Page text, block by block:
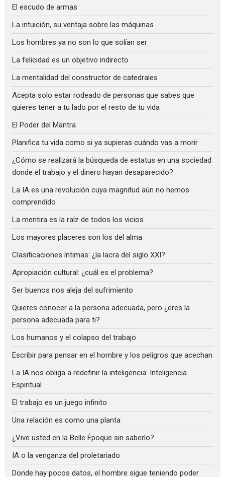
El escudo de armas
La intuición, su ventaja sobre las máquinas
Los hombres ya no son lo que solían ser
La felicidad es un objetivo indirecto
La mentalidad del constructor de catedrales
Acepta solo estar rodeado de personas que sabes que
quieres tener a tu lado por el resto de tu vida
El Poder del Mantra
Planifica tu vida como si ya supieras cuándo vas a morir
¿Cómo se realizará la búsqueda de estatus en una sociedad
donde el trabajo y el dinero hayan desaparecido?
La IA es una revolución cuya magnitud aún no hemos
comprendido
La mentira es la raíz de todos los vicios
Los mayores placeres son los del alma
Clasificaciones íntimas: ¿la lacra del siglo XXI?
Apropiación cultural: ¿cuál es el problema?
Ser buenos nos aleja del sufrimiento
Quieres conocer a la persona adecuada, pero ¿eres la
persona adecuada para ti?
Los humanos y el colapso del trabajo
Escribir para pensar en el hombre y los peligros que acechan
La IA nos obliga a redefinir la inteligencia: Inteligencia
Espiritual
El trabajo es un juego infinito
Una relación es como una planta
¿Vive usted en la Belle Époque sin saberlo?
IA o la venganza del proletariado
Donde hay pocos datos, el hombre sigue teniendo poder